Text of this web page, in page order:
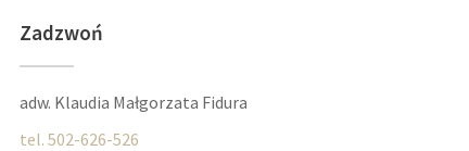
Zadzwoń
adw. Klaudia Małgorzata Fidura
tel. 502-626-526